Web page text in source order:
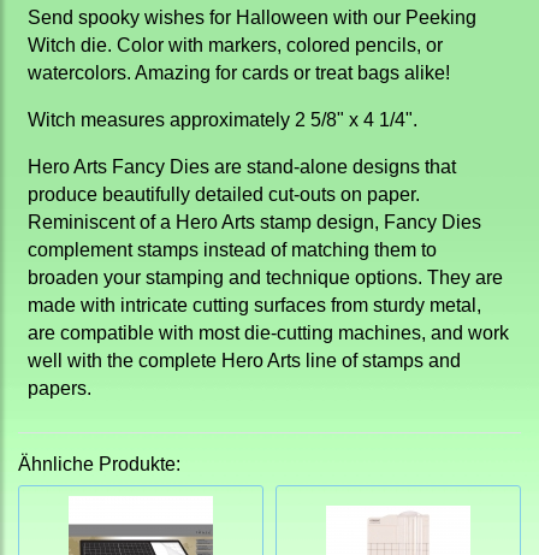
Send spooky wishes for Halloween with our Peeking
Witch die. Color with markers, colored pencils, or
watercolors. Amazing for cards or treat bags alike!
Witch measures approximately 2 5/8" x 4 1/4".
Hero Arts Fancy Dies are stand-alone designs that
produce beautifully detailed cut-outs on paper.
Reminiscent of a Hero Arts stamp design, Fancy Dies
complement stamps instead of matching them to
broaden your stamping and technique options. They are
made with intricate cutting surfaces from sturdy metal,
are compatible with most die-cutting machines, and work
well with the complete Hero Arts line of stamps and
papers.
Ähnliche Produkte: